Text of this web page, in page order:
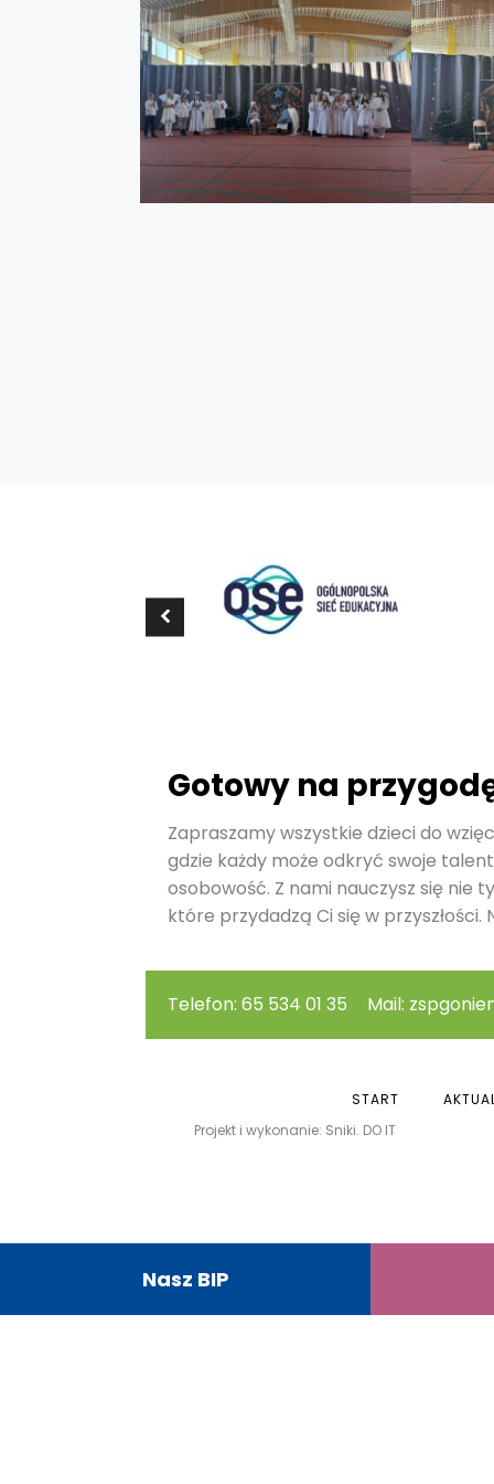
Gotowy na
Zapraszamy wszystkie dzieci do
gdzie każdy może odkryć swoje
osobowość. Z nami nauczysz się nie
które przydadzą Ci się w przyszłości.
Telefon: 65 534 01 35 Mail:
Projekt i wykonanie: Sniki. DO IT
START
Nasz BIP